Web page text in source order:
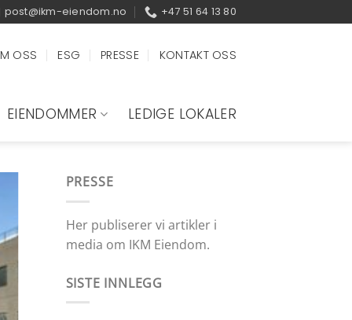
post@ikm-eiendom.no +47 51 64 13 80
OSS ESG PRESSE KONTAKT OSS
EIENDOMMER LEDIGE LOKALER
PRESSE
Her publiserer vi artikler i
media om IKM Eiendom.
SISTE INNLEGG